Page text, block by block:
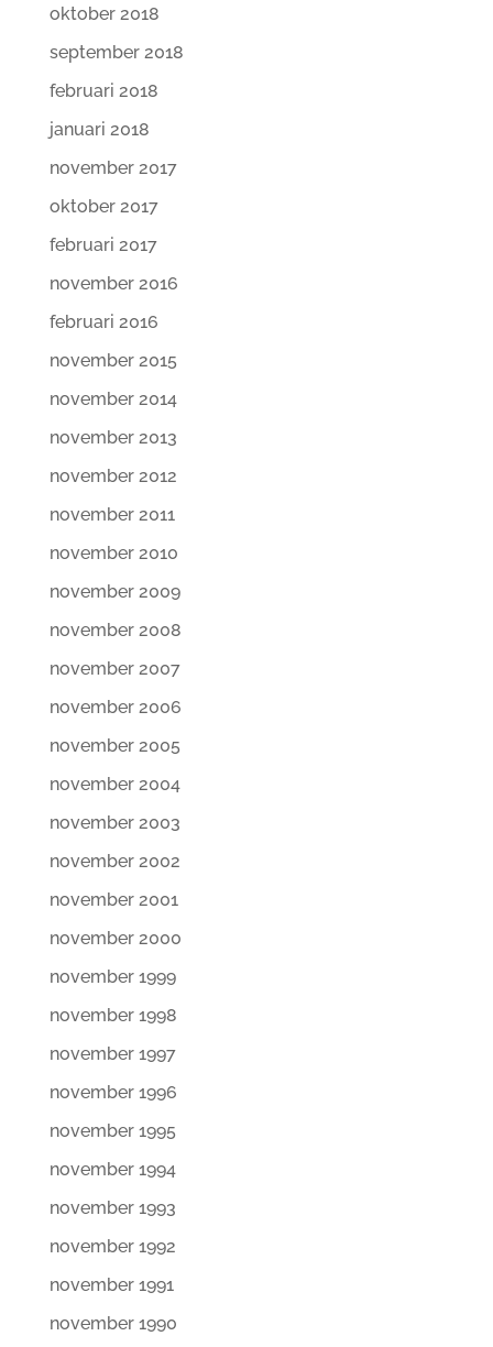
oktober 2018
september 2018
februari 2018
januari 2018
november 2017
oktober 2017
februari 2017
november 2016
februari 2016
november 2015
november 2014
november 2013
november 2012
november 2011
november 2010
november 2009
november 2008
november 2007
november 2006
november 2005
november 2004
november 2003
november 2002
november 2001
november 2000
november 1999
november 1998
november 1997
november 1996
november 1995
november 1994
november 1993
november 1992
november 1991
november 1990